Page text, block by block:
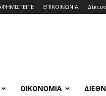
ΕΠΙΚΟΙΝΩΝΙΑ
ΟΙΚΟΝΟΜΙΑ